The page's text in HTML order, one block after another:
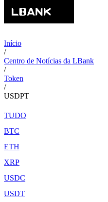
Início
/
Centro de Notícias da LBank
/
Token
/
USDPT
TUDO
BTC
ETH
XRP
USDC
USDT